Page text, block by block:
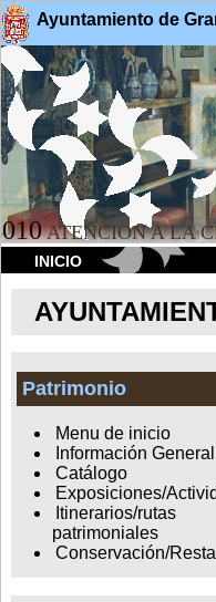
Ayuntamiento de
010 ATENCION A LA
INICIO
Patrimonio
Menu de inicio
Información General
Catálogo
Exposiciones/
Itinerarios/rutas
patrimoniales
Conservación/